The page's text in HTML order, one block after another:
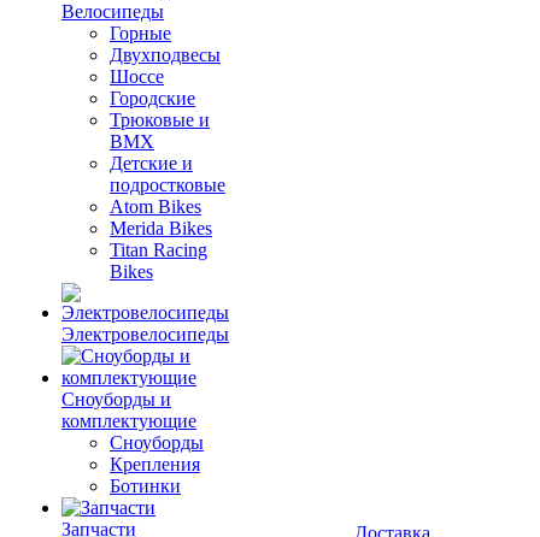
Велосипеды
Горные
Двухподвесы
Шоссе
Городские
Трюковые и
BMX
Детские и
подростковые
Atom Bikes
Merida Bikes
Titan Racing
Bikes
Электровелосипеды
Cноуборды и
комплектующие
Сноуборды
Крепления
Ботинки
Запчасти
Доставка